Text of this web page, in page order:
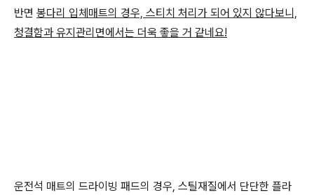
반면 봉다리 입체매트의 경우, 스티치 처리가 되어 있지 않다보니,
청결함과 유지관리면에서는 더욱 좋을 거 같네요!
운전석 매트의 드라이빙 패드의 경우, 스틸재질에서 단단한 플라